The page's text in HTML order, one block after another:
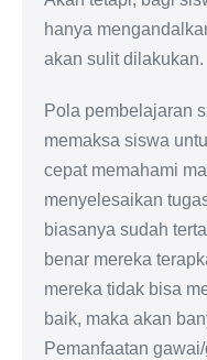
hanya
akan sulit dilakukan.
Pola pembelajaran
memaksa siswa
cepat memahami
menyelesaikan
biasanya sudah
benar mereka
mereka tidak bisa
baik, maka akan
Pemanfaatan